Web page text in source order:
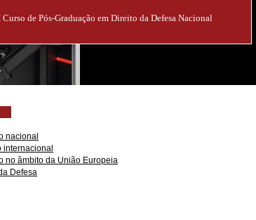
Curso de Pós-Graduação em Direito da Defesa Nacional
nacional
internacional
no âmbito da União Europeia
Defesa